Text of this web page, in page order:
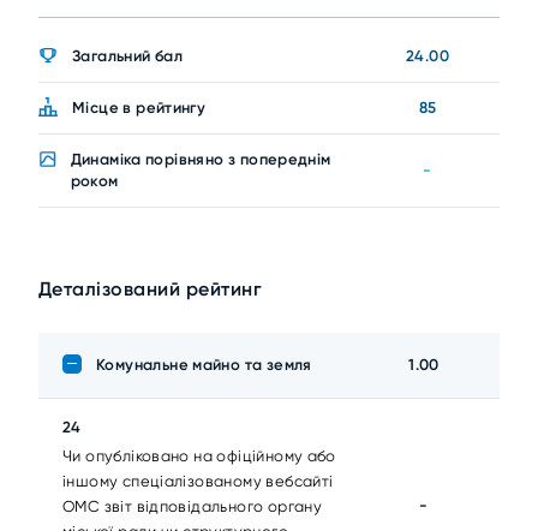
Загальний бал 24.00
Місце в рейтингу 85
Динаміка порівняно з попереднім
роком
-
Деталізований рейтинг
Комунальне майно та земля 1.00
24
Чи опубліковано на офіційному або
іншому спеціалізованому вебсайті
ОМС звіт відповідального органу
-